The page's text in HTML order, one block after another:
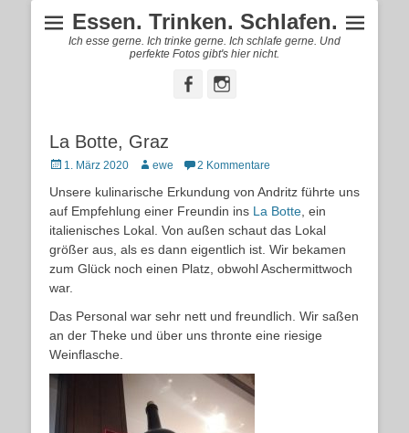
Essen. Trinken. Schlafen.
Ich esse gerne. Ich trinke gerne. Ich schlafe gerne. Und
perfekte Fotos gibt's hier nicht.
FacebookInstagram
La Botte, Graz
Posted
1. März 2020 Autorewe 2 Kommentare
Unsere kulinarische Erkundung von Andritz führte uns
auf Empfehlung einer Freundin ins La Botte , ein
italienisches Lokal. Von außen schaut das Lokal
größer aus, als es dann eigentlich ist. Wir bekamen
zum Glück noch einen Platz, obwohl Aschermittwoch
war.
Das Personal war sehr nett und freundlich. Wir saßen
an der Theke und über uns thronte eine riesige
Weinflasche.